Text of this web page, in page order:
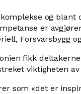
og blant
er
Forsvarsbygg
fikk
viktigheten
som «det er